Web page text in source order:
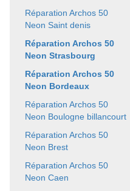
Réparation Archos 50
Neon Saint denis
Réparation Archos 50
Neon Strasbourg
Réparation Archos 50
Neon Bordeaux
Réparation Archos 50
Neon Boulogne billancourt
Réparation Archos 50
Neon Brest
Réparation Archos 50
Neon Caen